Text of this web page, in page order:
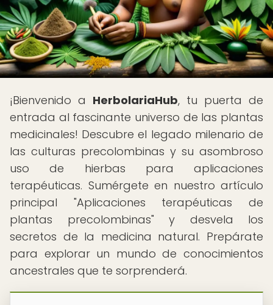
¡Bienvenido a HerbolariaHub, tu puerta de
entrada al fascinante universo de las plantas
medicinales! Descubre el legado milenario de
las culturas precolombinas y su asombroso
uso de hierbas para aplicaciones
terapéuticas. Sumérgete en nuestro artículo
principal "Aplicaciones terapéuticas de
plantas precolombinas" y desvela los
secretos de la medicina natural. Prepárate
para explorar un mundo de conocimientos
ancestrales que te sorprenderá.